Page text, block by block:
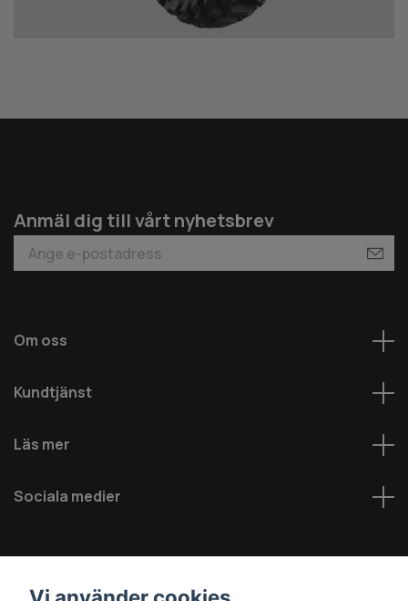
Anmäl dig till vårt nyhetsbrev
Om oss
Kundtjänst
Läs mer
Sociala medier